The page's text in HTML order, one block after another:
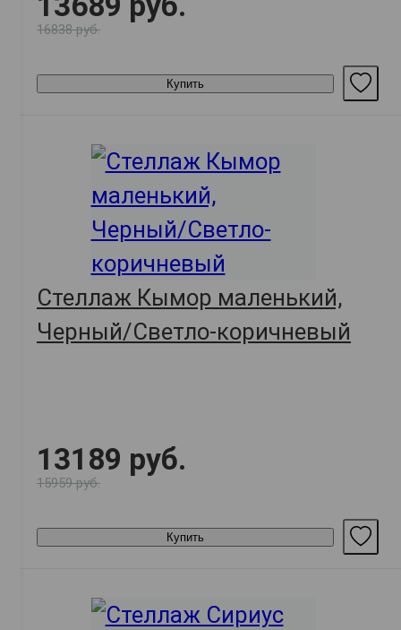
16838 руб.
Купить
Стеллаж Кымор маленький,
Черный/Светло-коричневый
13189 руб.
15959 руб.
Купить